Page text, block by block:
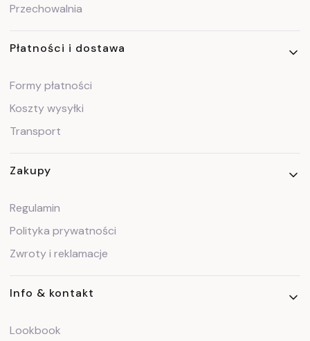
Przechowalnia
Płatności i dostawa
Formy płatności
Koszty wysyłki
Transport
Zakupy
Regulamin
Polityka prywatności
Zwroty i reklamacje
Info & kontakt
Lookbook